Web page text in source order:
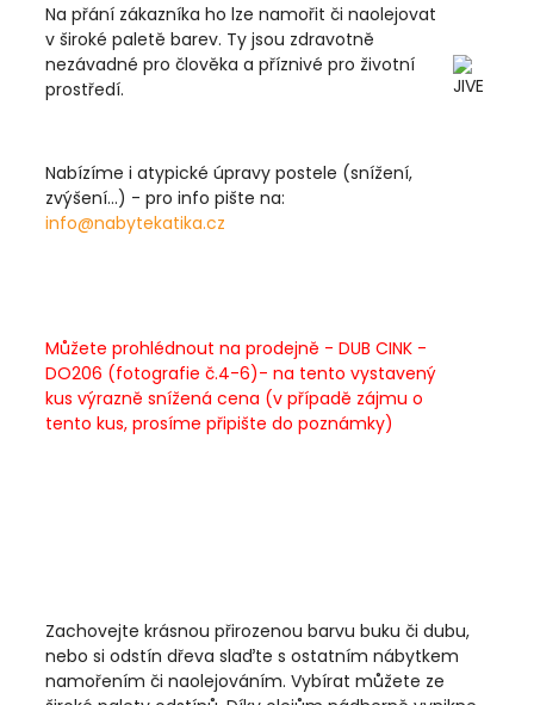
Na přání zákazníka ho lze namořit či naolejovat
v široké paletě barev. Ty jsou zdravotně
nezávadné pro člověka a příznivé pro životní
prostředí.
Nabízíme i atypické úpravy postele (snížení,
zvýšení...) - pro info pište na:
info@nabytekatika.cz
Můžete prohlédnout na prodejně - DUB CINK -
DO206 (fotografie č.4-6)- na tento vystavený
kus výrazně snížená cena (v případě zájmu o
tento kus, prosíme připište do poznámky)
Zachovejte krásnou přirozenou barvu buku či dubu,
nebo si odstín dřeva slaďte s ostatním nábytkem
namořením či naolejováním. Vybírat můžete ze